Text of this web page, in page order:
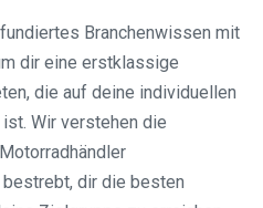
Branchenwissen mit
dir eine erstklassige
die auf deine individuellen
Wir verstehen die
dir die besten